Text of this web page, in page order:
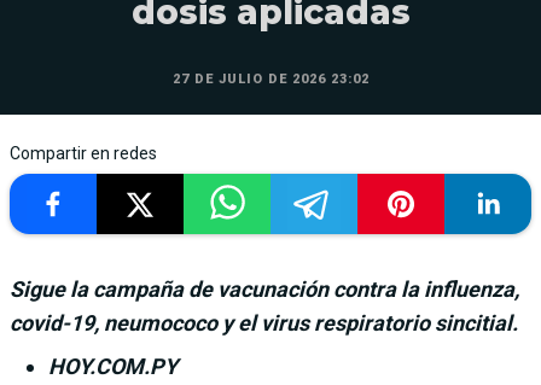
dosis aplicadas
27 DE JULIO DE 2026 23:02
Compartir en redes
Sigue la campaña de vacunación contra la influenza,
covid-19, neumococo y el virus respiratorio sincitial.
HOY.COM.PY